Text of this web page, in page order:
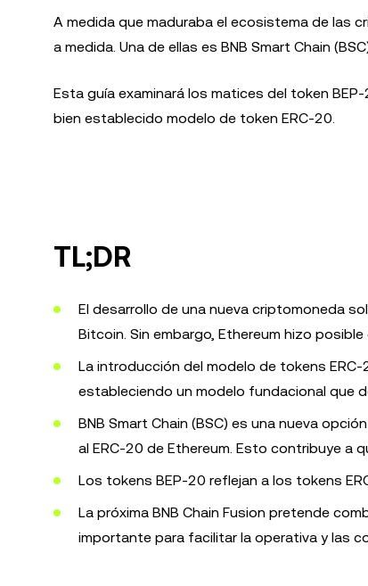
A medida que maduraba el ecosistema de las
a medida. Una de ellas es BNB Smart Chain
Esta guía examinará los matices del token
bien establecido modelo de token ERC-20.
TL;DR
El desarrollo de una nueva criptomoneda
Bitcoin. Sin embargo, Ethereum hizo
La introducción del modelo de tokens
estableciendo un modelo fundacional que
BNB Smart Chain (BSC) es una nueva
al ERC-20 de Ethereum. Esto contribuye a
Los tokens BEP-20 reflejan a los tokens
La próxima BNB Chain Fusion pretende
importante para facilitar la operativa y las